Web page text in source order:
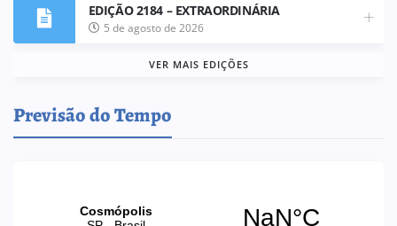
EDIÇÃO 2184 – EXTRAORDINÁRIA
5 de agosto de 2026
VER MAIS EDIÇÕES
Previsão do Tempo